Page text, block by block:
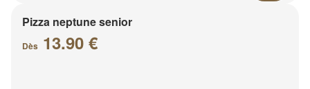
Pizza neptune senior
Dès 13.90 €